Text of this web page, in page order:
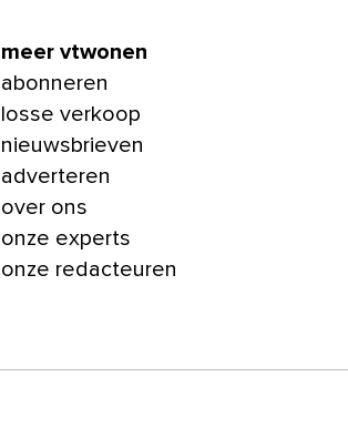
meer vtwonen
abonneren
losse verkoop
nieuwsbrieven
adverteren
over ons
onze experts
onze redacteuren